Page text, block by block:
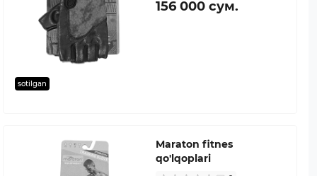
sotilgan
156 000 сум.
Maraton fitnes
qo'lqoplari